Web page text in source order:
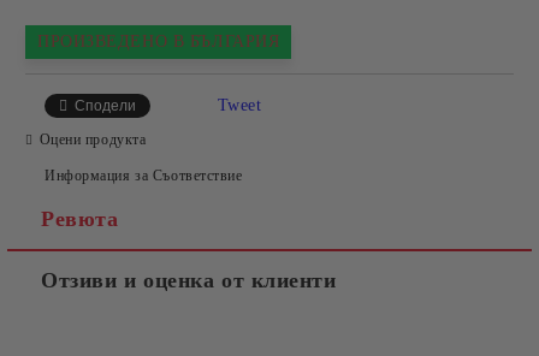
ПРОИЗВЕДЕНО В БЪЛГАРИЯ
Сподели Tweet
Оцени продукта
Информация за Съответствие
Ревюта
Отзиви и оценка от клиенти